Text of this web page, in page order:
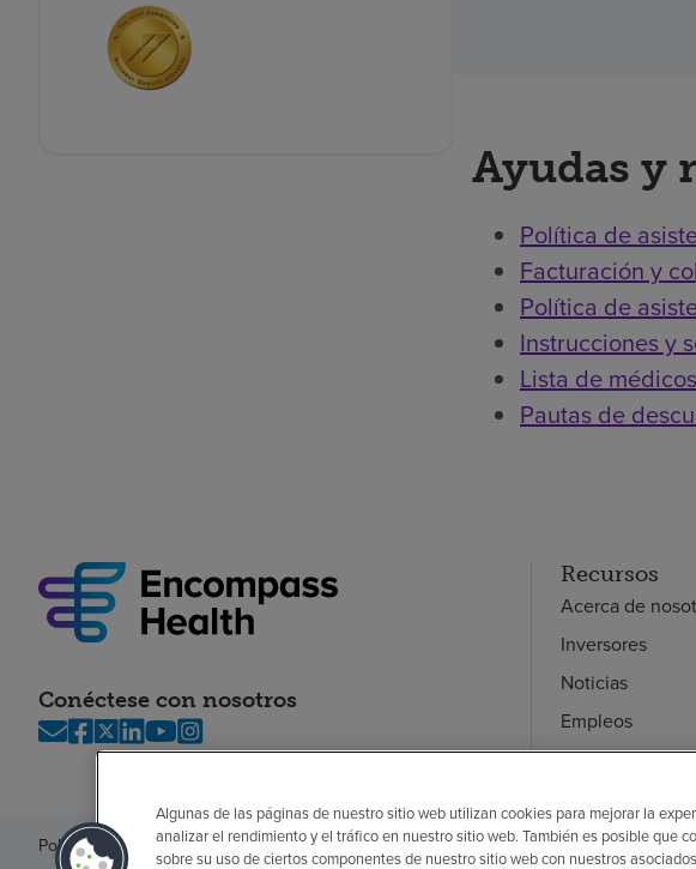
Ayudas y
Política de
Facturación y
Política de
Instrucciones y
Lista de
Pautas de
Conéctese con nosotros
Recursos
Acerca de
Inversores
Noticias
Empleos
Empleados
Política de privacidadLegalSin sorpresas AccesibilidadSi no habla inglésAviso de no
Algunas de las páginas de nuestro sitio web utilizan cookies para mejorar la
analizar el rendimiento y el tráfico en nuestro sitio web. También es posible que
sobre su uso de ciertos componentes de nuestro sitio web con nuestros